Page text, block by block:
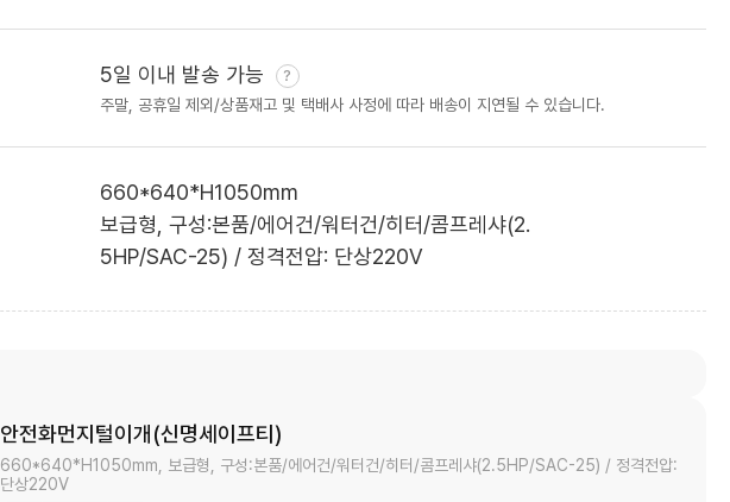
5일 이내 발송 가능
주말, 공휴일 제외/상품재고 및 택배사 사정에 따라 배송이 지연될 수 있습니다.
660*640*H1050mm
보급형, 구성:본품/에어건/워터건/히터/콤프레샤(2.
5HP/SAC-25) / 정격전압: 단상220V
안전화먼지털이개(신명세이프티)
660*640*H1050mm, 보급형, 구성:본품/에어건/워터건/히터/콤프레샤(2.5HP/SAC-25) / 정격전압:
단상220V